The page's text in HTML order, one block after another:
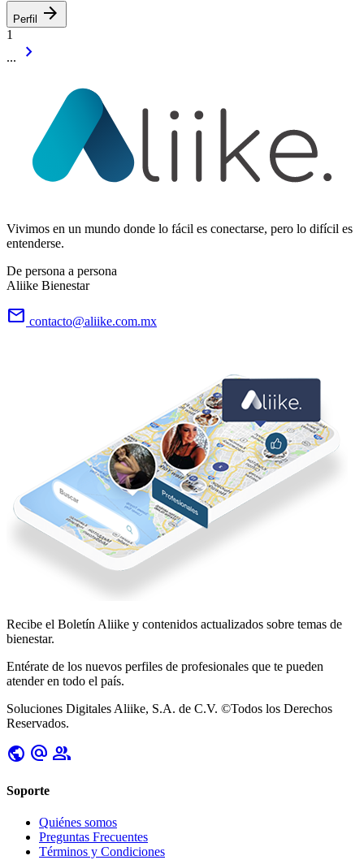
Perfil arrow_forward
1
...
chevron_right
Vivimos en un mundo donde lo fácil es conectarse, pero lo difícil es
entenderse.
De persona a persona
Aliike Bienestar
email contacto@aliike.com.mx
Recibe el Boletín Aliike y contenidos actualizados sobre temas de
bienestar.
Entérate de los nuevos perfiles de profesionales que te pueden
atender en todo el país.
Soluciones Digitales Aliike, S.A. de C.V. ©Todos los Derechos
Reservados.
public alternate_email group
Soporte
Quiénes somos
Preguntas Frecuentes
Términos y Condiciones